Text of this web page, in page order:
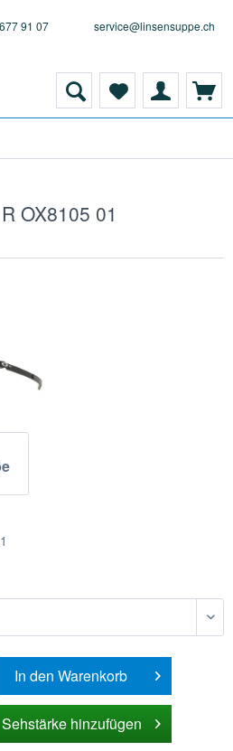
91 07 service@linsensuppe.ch
OX8105 01
In den Warenkorb
Sehstärke hinzufügen